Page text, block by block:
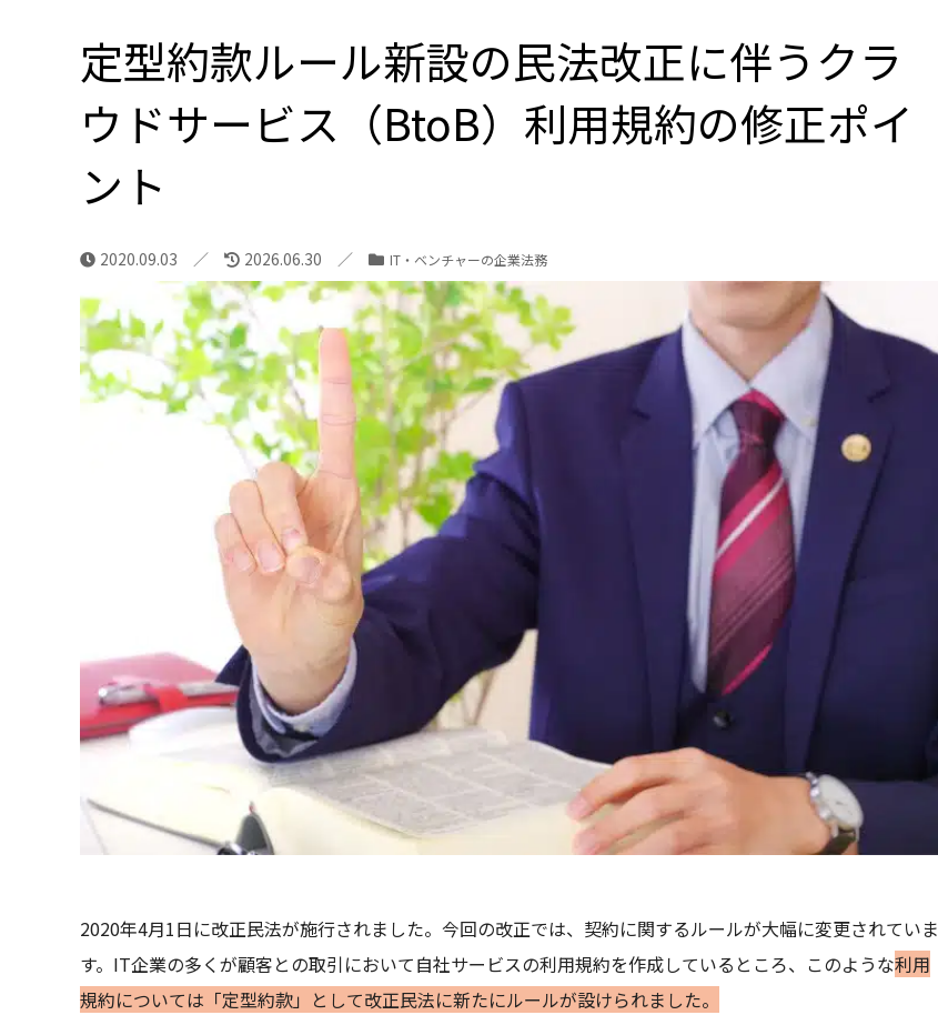
定型約款ルール新設の民法改正に伴うクラ
ウドサービス（BtoB）利用規約の修正ポイ
ント
2020.09.03 2026.06.30 IT・ベンチャーの企業法務
2020年4月1日に改正民法が施行されました。今回の改正では、契約に関するルールが大幅に変更されていま
す。IT企業の多くが顧客との取引において自社サービスの利用規約を作成しているところ、このような利用
規約については「定型約款」として改正民法に新たにルールが設けられました。